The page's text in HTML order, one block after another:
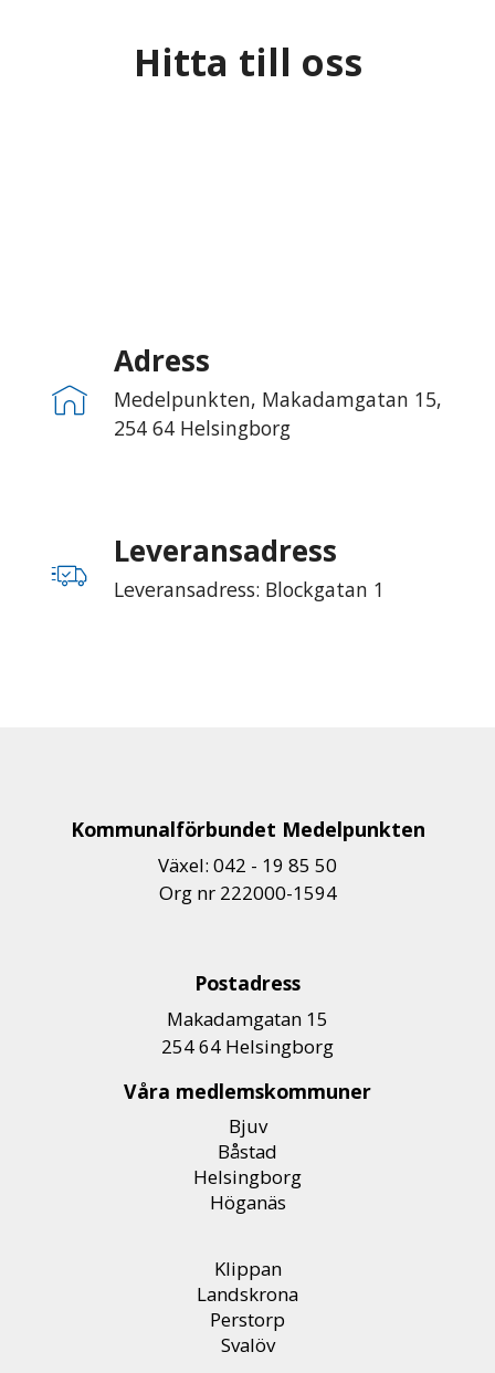
Hitta till oss
Adress
Medelpunkten, Makadamgatan 15,
254 64 Helsingborg
Leveransadress
Leveransadress: Blockgatan 1
Kommunalförbundet Medelpunkten
Växel: 042 - 19 85 50
Org nr 222000-1594
Postadress
Makadamgatan 15
254 64 Helsingborg
Våra medlemskommuner
Bjuv
Båstad
Helsingborg
Höganäs
Klippan
Landskrona
Perstorp
Svalöv